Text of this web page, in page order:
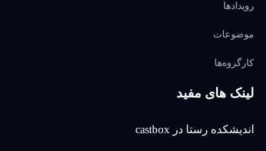
رویدادها
موضوعات
کارگروه‌ها
لینک های مفید
اندیشکده رستا در castbox